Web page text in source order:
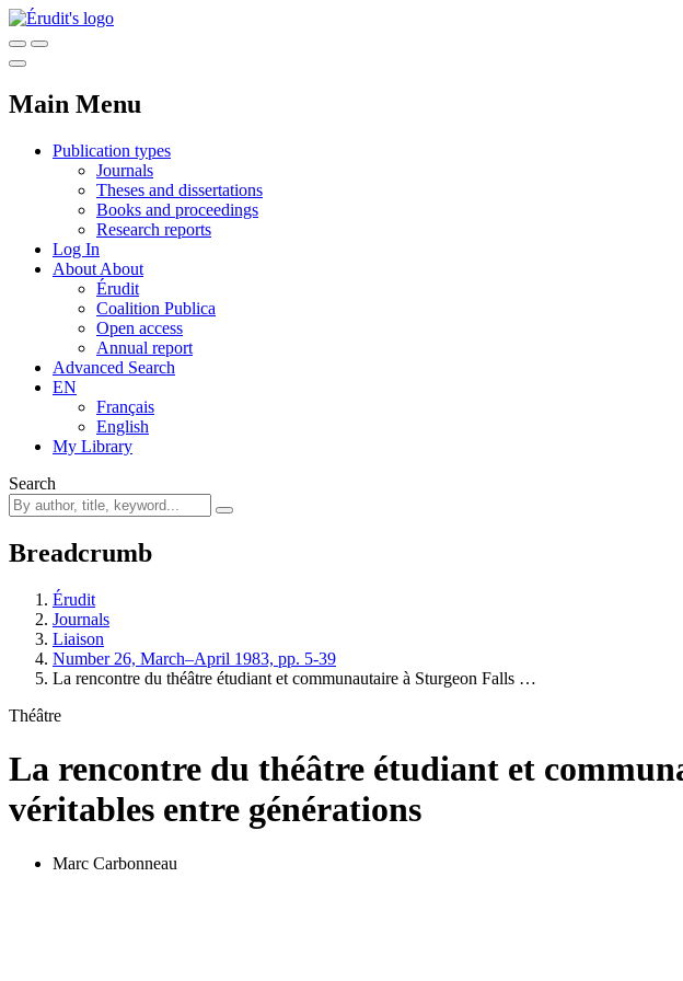
Main Menu
Publication types
Journals
Theses and dissertations
Books and proceedings
Research reports
Log In
About About
Érudit
Coalition Publica
Open access
Annual report
Advanced Search
EN
Français
English
My Library
Search
Breadcrumb
Érudit
Journals
Liaison
Number 26, March–April 1983, pp. 5-39
La rencontre du théâtre étudiant et communautaire à Sturgeon Falls …
Théâtre
La rencontre du théâtre étudiant et
véritables entre générations
Marc Carbonneau